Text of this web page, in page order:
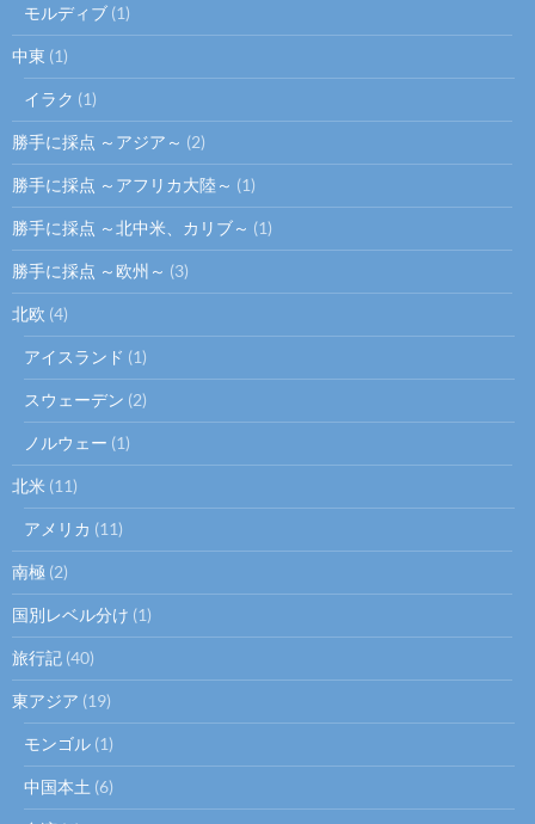
モルディブ (1)
中東 (1)
イラク (1)
勝手に採点 ～アジア～ (2)
勝手に採点 ～アフリカ大陸～ (1)
勝手に採点 ～北中米、カリブ～ (1)
勝手に採点 ～欧州～ (3)
北欧 (4)
アイスランド (1)
スウェーデン (2)
ノルウェー (1)
北米 (11)
アメリカ (11)
南極 (2)
国別レベル分け (1)
旅行記 (40)
東アジア (19)
モンゴル (1)
中国本土 (6)